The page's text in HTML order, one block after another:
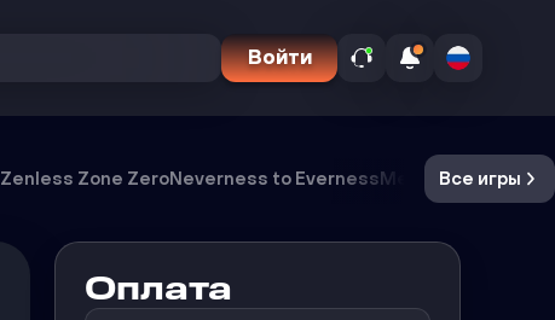
Войти
Zenless Zone ZeroNeverness to EvernessMecchaВсе игры
Оплата